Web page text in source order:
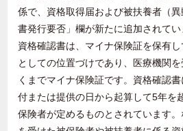
係で、資格取得届および被扶養者（
書発行要否」欄が新たに追加されてい
資格確認書は、マイナ保険証を保有
としての位置づけであり、医療機関
くまでマイナ保険証です。資格確認
付または提供の日から起算して5年を
保険者が定めるものとされています